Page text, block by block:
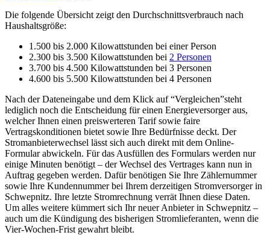
Die folgende Übersicht zeigt den Durchschnittsverbrauch nach
Haushaltsgröße:
1.500 bis 2.000 Kilowattstunden bei einer Person
2.300 bis 3.500 Kilowattstunden bei 2 Personen
3.700 bis 4.500 Kilowattstunden bei 3 Personen
4.600 bis 5.500 Kilowattstunden bei 4 Personen
Nach der Dateneingabe und dem Klick auf “Vergleichen”steht
lediglich noch die Entscheidung für einen Energieversorger aus,
welcher Ihnen einen preiswerteren Tarif sowie faire
Vertragskonditionen bietet sowie Ihre Bedürfnisse deckt. Der
Stromanbieterwechsel lässt sich auch direkt mit dem Online-
Formular abwickeln. Für das Ausfüllen des Formulars werden nur
einige Minuten benötigt – der Wechsel des Vertrages kann nun in
Auftrag gegeben werden. Dafür benötigen Sie Ihre Zählernummer
sowie Ihre Kundennummer bei Ihrem derzeitigen Stromversorger in
Schwepnitz. Ihre letzte Stromrechnung verrät Ihnen diese Daten.
Um alles weitere kümmert sich Ihr neuer Anbieter in Schwepnitz –
auch um die Kündigung des bisherigen Stromlieferanten, wenn die
Vier-Wochen-Frist gewahrt bleibt.